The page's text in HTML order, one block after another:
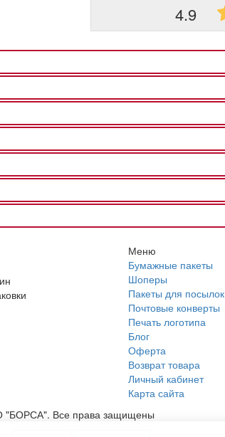
4.9
Меню
Бумажные пакеты
Шоперы
Пакеты для посылок
Почтовые конверты
Печать логотипа
Блог
Оферта
Возврат товара
Личный кабинет
Карта сайта
"БОРСА". Все права защищены